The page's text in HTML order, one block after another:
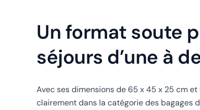
Un format soute
séjours d’une à
Avec ses dimensions de 65 x 45 x 25 cm
clairement dans la catégorie des bagages